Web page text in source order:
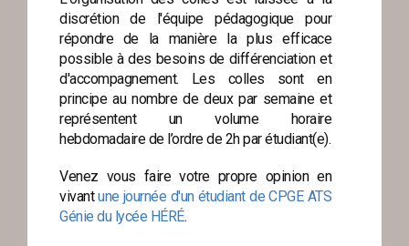
discrétion de l'équipe pédagogique pour
répondre de la manière la plus efficace
possible à des besoins de différenciation et
d'accompagnement. Les colles sont en
principe au nombre de deux par semaine et
représentent un volume horaire
hebdomadaire de l’ordre de 2h par étudiant(e).
Venez vous faire votre propre opinion en
vivantune journée d'un étudiant de CPGE ATS
Génie du lycée HÉRÉ.